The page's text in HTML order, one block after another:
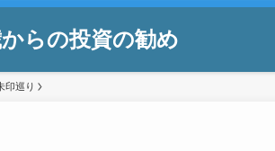
からの投資の勧め
印巡り